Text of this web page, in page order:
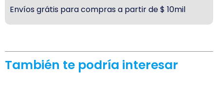
Envíos grátis para compras a partir de $ 10mil
También te podría interesar